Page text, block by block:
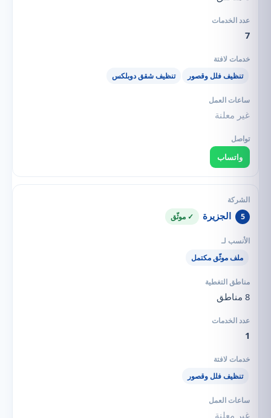
7
تنظيف فلل وقصور تنظيف شقق دوبلكس
غير معلنة
واتساب
5 الجزيرة ✓ موثّق
ملف موثّق مكتمل
8 مناطق
1
تنظيف فلل وقصور
غير معلنة